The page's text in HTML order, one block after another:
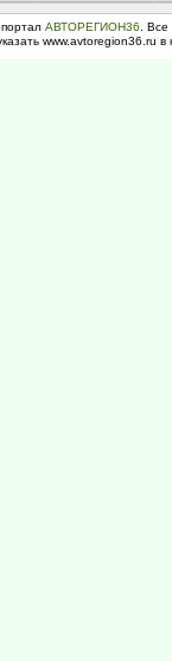
АВТОРЕГИОН36 .
www.avtoregion36.ru в